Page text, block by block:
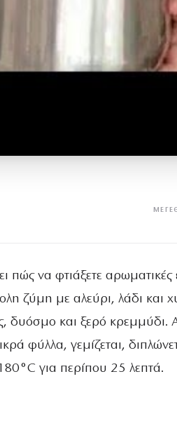
πώς να φτιάξετε αρωματικές
ζύμη με αλεύρι, λάδι και
δυόσμο και ξερό
φύλλα, γεμίζεται,
για περίπου 25 λεπτά.